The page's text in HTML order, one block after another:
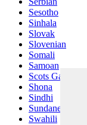
Sesotho
Sinhala
Slovak
Slovenian
Somali
Samoan
Scots Gaelic
Shona
Sindhi
Sundanese
Swahili